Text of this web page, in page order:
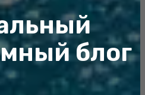
блог